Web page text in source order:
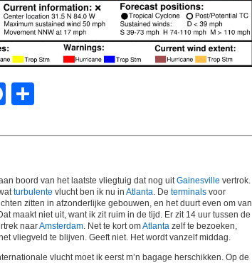
Facebook
boord van het laatste vliegtuig dat nog uitGainesville vertrok.
turbulente vlucht ben ik nu in Atlanta. De terminals voor
zitten in afzonderlijke gebouwen, en het duurt even om van
maakt niet uit, want ik zit ruim in de tijd. Er zit 14 uur tussen de
naarAmsterdam. Net te kort omAtlanta zelf te bezoeken,
vliegveld te blijven. Geeft niet. Het wordt vanzelf middag.
vlucht moet ik eerst m’n bagage herschikken. Op de